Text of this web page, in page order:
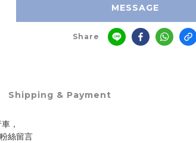
MESSAGE
Share
Shipping & Payment
，
絲留言